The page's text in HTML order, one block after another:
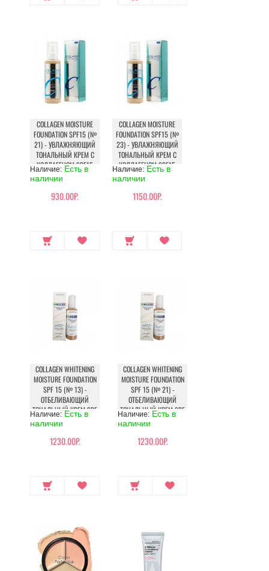
COLLAGEN MOISTURE
FOUNDATION SPF15 (№
21) - УВЛАЖНЯЮЩИЙ
ТОНАЛЬНЫЙ КРЕМ С
КОЛЛАГЕНОМ SPF15
Наличие: Есть в
наличии
930.00Р.
COLLAGEN MOISTURE
FOUNDATION SPF15 (№
23) - УВЛАЖНЯЮЩИЙ
ТОНАЛЬНЫЙ КРЕМ С
КОЛЛАГЕНОМ SPF15
Наличие: Есть в
наличии
1150.00Р.
COLLAGEN WHITENING
MOISTURE FOUNDATION
SPF 15 (№ 13) -
ОТБЕЛИВАЮЩИЙ
ТОНАЛЬНЫЙ КРЕМ SPF
15
Наличие: Есть в
наличии
1230.00Р.
COLLAGEN WHITENING
MOISTURE FOUNDATION
SPF 15 (№ 21) -
ОТБЕЛИВАЮЩИЙ
ТОНАЛЬНЫЙ КРЕМ SPF
15
Наличие: Есть в
наличии
1230.00Р.